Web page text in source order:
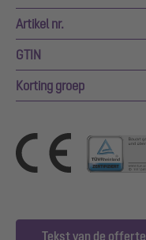
Artikel nr.
GTIN
Korting groep
Tekst van de offerte